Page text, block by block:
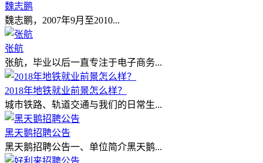
魏志鹏
魏志鹏，2007年9月至2010...
张航
张航，毕业以后一直专注于电子商务...
2018年地铁就业前景怎么样？
城市铁路、轨道交通与我们的日常生...
黑天鹅招聘公告
黑天鹅招聘公告一、单位简介黑天鹅...